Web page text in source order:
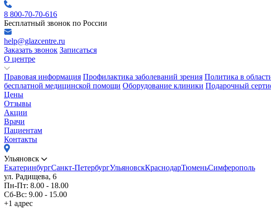
8 800-70-70-616
Бесплатный звонок по России
help@glazcentre.ru
Заказать звонок Записаться
О центре
Правовая информация Профилактика заболеваний зрения Политика в
бесплатной медицинской помощи Оборудование клиники Подарочный
Цены
Отзывы
Акции
Врачи
Пациентам
Контакты
Ульяновск
ЕкатеринбургСанкт-ПетербургУльяновскКраснодарТюменьСимферополь
ул. Радищева, 6
Пн-Пт: 8.00 - 18.00
Сб-Вс: 9.00 - 15.00
+1 адрес